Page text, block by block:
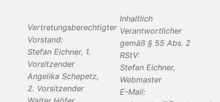
Vertretungsberechtigter
Vorstand:
Stefan Eichner, 1.
Vorsitzender
Angelika Schepetz,
2. Vorsitzender
Inhaltlich
Verantwortlicher
gemäß § 55 Abs. 2
RStV:
Stefan Eichner,
Webmaster
E-Mail: